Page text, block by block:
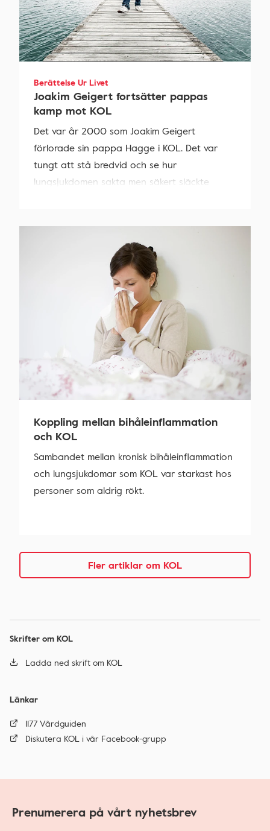
Berättelse Ur Livet
Joakim Geigert fortsätter pappas
kamp mot KOL
Det var år 2000 som Joakim Geigert
förlorade sin pappa Hagge i KOL. Det var
tungt att stå bredvid och se hur
lungsjukdomen sakta men säkert släckte
Koppling mellan bihåleinflammation
och KOL
Sambandet mellan kronisk bihåleinflammation
och lungsjukdomar som KOL var starkast hos
personer som aldrig rökt.
Fler artiklar om KOL
Skrifter om KOL
Ladda ned skrift om KOL
Länkar
1177 Vårdguiden
Diskutera KOL i vår Facebook-grupp
Prenumerera på vårt nyhetsbrev